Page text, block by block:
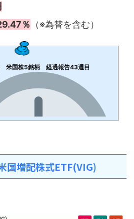
％ （※為替を含む）
米国株5銘柄 経過報告43週目
国増配株式ETF(VIG)